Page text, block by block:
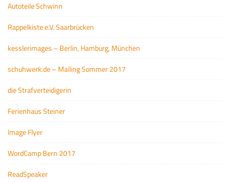
Autoteile Schwinn
Rappelkiste e.V. Saarbrücken
kesslerimages – Berlin, Hamburg, München
schuhwerk.de – Mailing Sommer 2017
die Strafverteidigerin
Ferienhaus Steiner
Image Flyer
WordCamp Bern 2017
ReadSpeaker